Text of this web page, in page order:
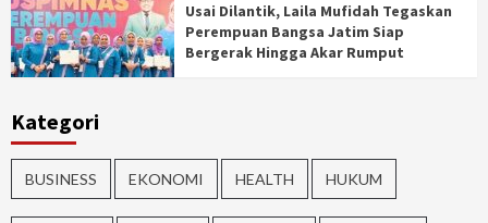
Usai Dilantik, Laila Mufidah Tegaskan
Perempuan Bangsa Jatim Siap
Bergerak Hingga Akar Rumput
Kategori
BUSINESS EKONOMI HEALTH HUKUM